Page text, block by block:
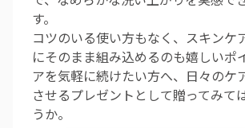
す。
コツのいる使い方もなく、スキンケ
にそのまま組み込めるのも嬉しいポ
アを気軽に続けたい方へ、日々のケ
させるプレゼントとして贈ってみて
うか。